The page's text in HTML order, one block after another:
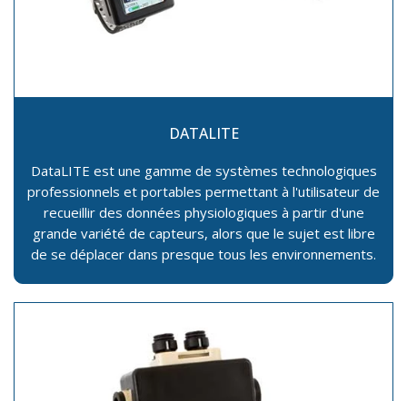
DATALITE
DataLITE est une gamme de systèmes technologiques
professionnels et portables permettant à l'utilisateur de
recueillir des données physiologiques à partir d'une
grande variété de capteurs, alors que le sujet est libre
de se déplacer dans presque tous les environnements.